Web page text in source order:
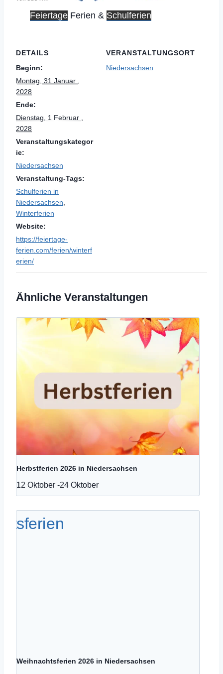
Feiertage Ferien & Schulferien
DETAILS
Beginn:
Montag, 31 Januar ,
2028
Ende:
Dienstag, 1 Februar ,
2028
Veranstaltungskategor
ie:
Niedersachsen
Veranstaltung-Tags:
Schulferien in
Niedersachsen,
Winterferien
Website:
https://feiertage-
ferien.com/ferien/winterf
erien/
VERANSTALTUNGSORT
Niedersachsen
Ähnliche Veranstaltungen
Herbstferien 2026 in Niedersachsen
12 Oktober -24 Oktober
Weihnachtsferien 2026 in Niedersachsen